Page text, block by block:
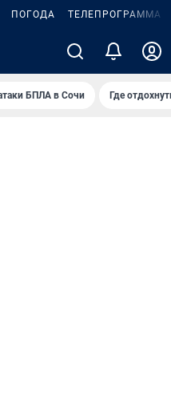
ПОГОДА ТЕЛЕПРОГРАММА
БПЛА в Сочи Где